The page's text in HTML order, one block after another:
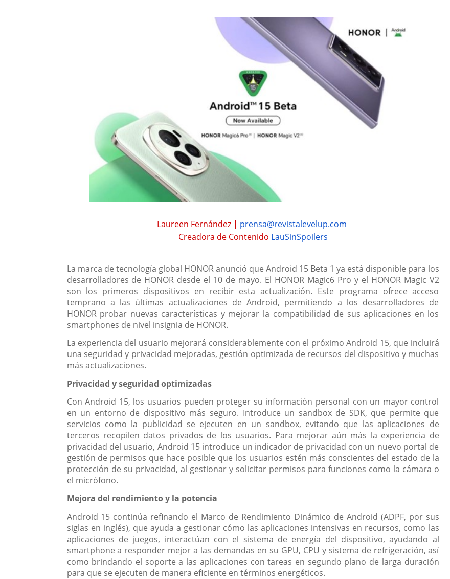
Laureen Fernández | prensa@revistalevelup.com
Creadora de Contenido LauSinSpoilers
La marca de tecnología global HONOR anunció que Android 15 Beta 1 ya está disponible para los
desarrolladores de HONOR desde el 10 de mayo. El HONOR Magic6 Pro y el HONOR Magic V2
son los primeros dispositivos en recibir esta actualización. Este programa ofrece acceso
temprano a las últimas actualizaciones de Android, permitiendo a los desarrolladores de
HONOR probar nuevas características y mejorar la compatibilidad de sus aplicaciones en los
smartphones de nivel insignia de HONOR.
La experiencia del usuario mejorará considerablemente con el próximo Android 15, que incluirá
una seguridad y privacidad mejoradas, gestión optimizada de recursos del dispositivo y muchas
más actualizaciones.
Privacidad y seguridad optimizadas
Con Android 15, los usuarios pueden proteger su información personal con un mayor control
en un entorno de dispositivo más seguro. Introduce un sandbox de SDK, que permite que
servicios como la publicidad se ejecuten en un sandbox, evitando que las aplicaciones de
terceros recopilen datos privados de los usuarios. Para mejorar aún más la experiencia de
privacidad del usuario, Android 15 introduce un indicador de privacidad con un nuevo portal de
gestión de permisos que hace posible que los usuarios estén más conscientes del estado de la
protección de su privacidad, al gestionar y solicitar permisos para funciones como la cámara o
el micrófono.
Mejora del rendimiento y la potencia
Android 15 continúa refinando el Marco de Rendimiento Dinámico de Android (ADPF, por sus
siglas en inglés), que ayuda a gestionar cómo las aplicaciones intensivas en recursos, como las
aplicaciones de juegos, interactúan con el sistema de energía del dispositivo, ayudando al
smartphone a responder mejor a las demandas en su GPU, CPU y sistema de refrigeración, así
como brindando el soporte a las aplicaciones con tareas en segundo plano de larga duración
para que se ejecuten de manera eficiente en términos energéticos.